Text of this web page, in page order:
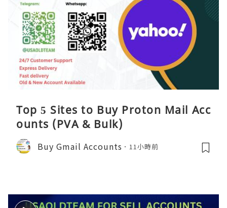
Top 5 Sites to Buy Proton Mail Acc
ounts (PVA & Bulk)
Buy Gmail Accounts 11小時前